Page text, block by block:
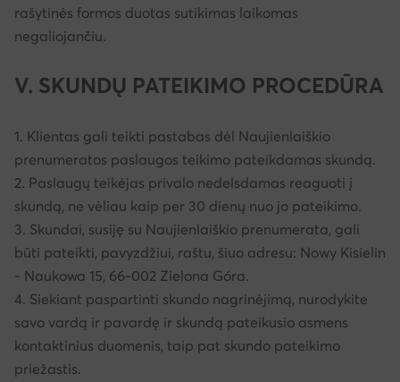
rašytinės formos duotas sutikimas laikomas
negaliojančiu.
V. SKUNDŲ PATEIKIMO PROCEDŪRA
1. Klientas gali teikti pastabas dėl Naujienlaiškio
prenumeratos paslaugos teikimo pateikdamas skundą.
2. Paslaugų teikėjas privalo nedelsdamas reaguoti į
skundą, ne vėliau kaip per 30 dienų nuo jo pateikimo.
3. Skundai, susiję su Naujienlaiškio prenumerata, gali
būti pateikti, pavyzdžiui, raštu, šiuo adresu: Nowy Kisielin
- Naukowa 15, 66-002 Zielona Góra.
4. Siekiant paspartinti skundo nagrinėjimą, nurodykite
savo vardą ir pavardę ir skundą pateikusio asmens
kontaktinius duomenis, taip pat skundo pateikimo
priežastis.